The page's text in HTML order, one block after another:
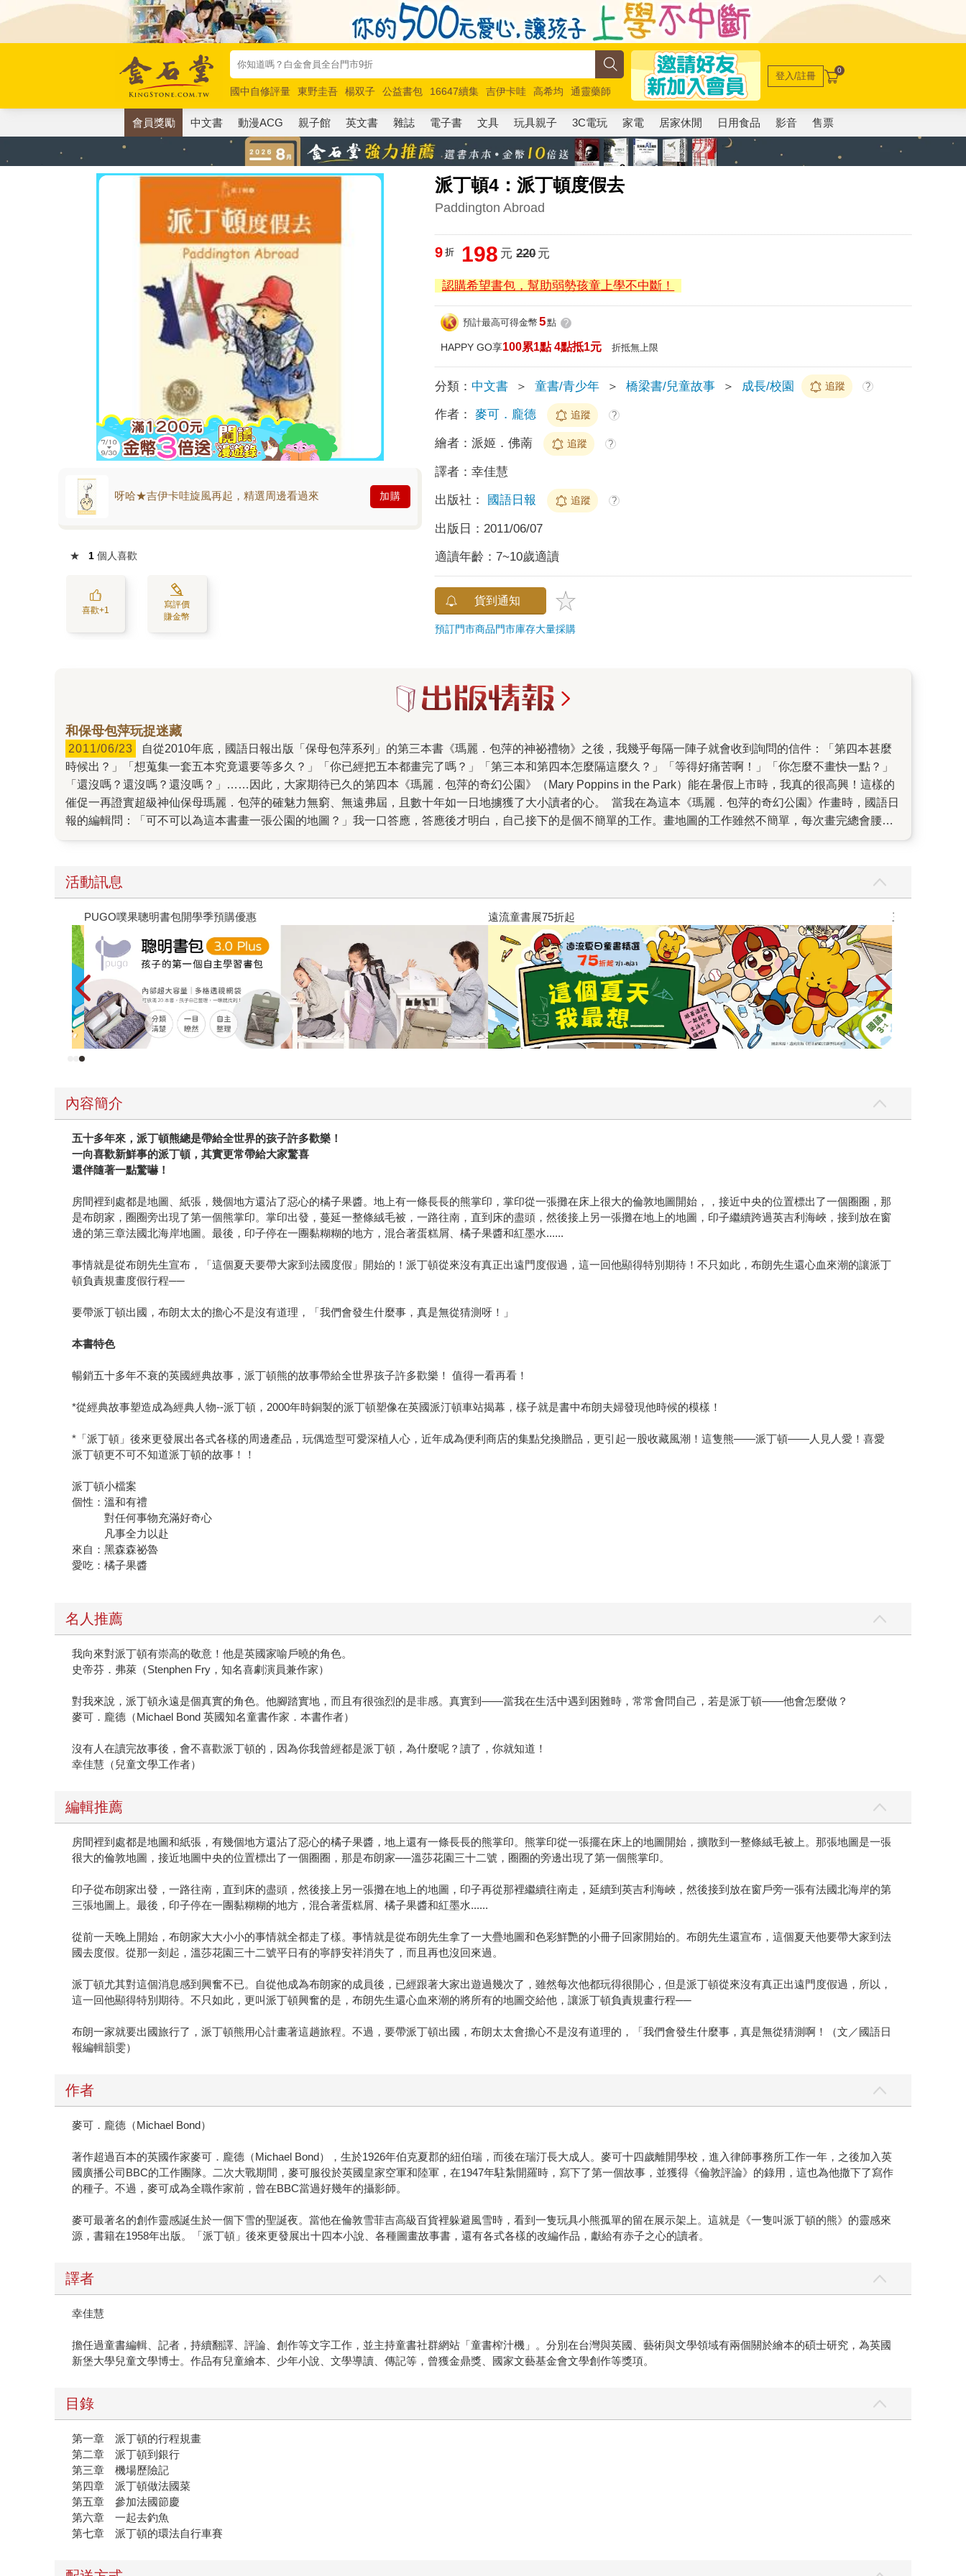
國中自修評量 東野圭吾 楊双子 公益書包 16647續集 吉伊卡哇 高希均
通靈藥師
唯紅花綻放
奧德賽 路邊攤新作 馬斯克 玩具總動員5 超慢跑
登入/註冊 0
會員獎勵 中文書 動漫ACG 親子館 英文書 雜誌 電子書 文具 玩具親子 3C電玩 家電 居家休閒 日用食品 影音 售票
派丁頓4：派丁頓度假去
Paddington Abroad
呀哈★吉伊卡哇旋風再起，精選周邊看過來 加購
★ 1 個人喜歡
喜歡+1
寫評價
賺金幣
9 折 198 元 220元
認購希望書包，幫助弱勢孩童上學不中斷！
預計最高可得金幣 5點 ?
HAPPY GO享100累1點 4點抵1元 折抵無上限
分類： 中文書 ＞ 童書/青少年 ＞ 橋梁書/兒童故事 ＞ 成長/校園 追蹤 ?
作者： 麥可．龐德 追蹤 ?
繪者：派姬．佛萳 追蹤 ?
譯者：幸佳慧
出版社： 國語日報 追蹤 ?
出版日： 2011/06/07
適讀年齡：7~10歲適讀
貨到通知
預訂門市商品門市庫存大量採購
和保母包萍玩捉迷藏
2011/06/23
時候出？」「想蒐集一套五本究竟還要等多久？」「你已經把五本都畫完了嗎？」「第三本和第四本怎麼隔這麼久？」「等得好痛苦啊！」「你怎麼不畫快一點？」
「還沒嗎？還沒嗎？還沒嗎？」……因此，大家期待已久的第四本《瑪麗．包萍的奇幻公園》（Mary Poppins in the Park）能在暑假上市時，我真的很高興！這樣的
催促一再證實超級神仙保母瑪麗．包萍的確魅力無窮、無遠弗屆，且數十年如一日地擄獲了大小讀者的心。 當我在為這本《瑪麗．包萍的奇幻公園》作畫時，國語日
報的編輯問：「可不可以為這本書畫一張公園的地圖？」我一口答應，答應後才明白，自己接下的是個不簡單的工作。畫地圖的工作雖然不簡單，每次畫完總會腰痠
的角色，以及「即將」出現於第五本書中的場景。那些躲藏在宏觀世界裡的小小細節，簡直像在與我玩躲貓貓似的，讓我中間不知休息了多少次，也不知徒勞無功地
甩過多少回依舊痠痛的肩膀與手臂，才好不容易大功告成。
活動訊息
遠流童書展75折起 三采童書滿額送防水袋
內容簡介
五十多年來，派丁頓熊總是帶給全世界的孩子許多歡樂！
一向喜歡新鮮事的派丁頓，其實更常帶給大家驚喜
還伴隨著一點驚嚇！
房間裡到處都是地圖、紙張，幾個地方還沾了惡心的橘子果醬。地上有一條長長的熊掌印，掌印從一張攤在床上很大的倫敦地圖開始，，接近中央的位置標出了一個圈圈，那
是布朗家，圈圈旁出現了第一個熊掌印。掌印出發，蔓延一整條絨毛被，一路往南，直到床的盡頭，然後接上另一張攤在地上的地圖，印子繼續跨過英吉利海峽，接到放在窗
邊的第三章法國北海岸地圖。最後，印子停在一團黏糊糊的地方，混合著蛋糕屑、橘子果醬和紅墨水......
事情就是從布朗先生宣布，「這個夏天要帶大家到法國度假」開始的！派丁頓從來沒有真正出遠門度假過，這一回他顯得特別期待！不只如此，布朗先生還心血來潮的讓派丁
頓負責規畫度假行程──
要帶派丁頓出國，布朗太太的擔心不是沒有道理，「我們會發生什麼事，真是無從猜測呀！」
本書特色
暢銷五十多年不衰的英國經典故事，派丁頓熊的故事帶給全世界孩子許多歡樂！ 值得一看再看！
*從經典故事塑造成為經典人物--派丁頓，2000年時銅製的派丁頓塑像在英國派汀頓車站揭幕，樣子就是書中布朗夫婦發現他時候的模樣！
*「派丁頓」後來更發展出各式各樣的周邊產品，玩偶造型可愛深植人心，近年成為便利商店的集點兌換贈品，更引起一股收藏風潮！這隻熊——派丁頓——人見人愛！喜愛
派丁頓更不可不知道派丁頓的故事！！
派丁頓小檔案
個性：溫和有禮
對任何事物充滿好奇心
凡事全力以赴
來自：黑森森祕魯
愛吃：橘子果醬
名人推薦
我向來對派丁頓有崇高的敬意！他是英國家喻戶曉的角色。
史帝芬．弗萊（Stenphen Fry，知名喜劇演員兼作家）
對我來說，派丁頓永遠是個真實的角色。他腳踏實地，而且有很強烈的是非感。真實到——當我在生活中遇到困難時，常常會問自己，若是派丁頓——他會怎麼做？
麥可．龐德（Michael Bond 英國知名童書作家．本書作者）
沒有人在讀完故事後，會不喜歡派丁頓的，因為你我曾經都是派丁頓，為什麼呢？讀了，你就知道！
幸佳慧（兒童文學工作者）
編輯推薦
房間裡到處都是地圖和紙張，有幾個地方還沾了惡心的橘子果醬，地上還有一條長長的熊掌印。熊掌印從一張擺在床上的地圖開始，擴散到一整條絨毛被上。那張地圖是一張
很大的倫敦地圖，接近地圖中央的位置標出了一個圈圈，那是布朗家──溫莎花園三十二號，圈圈的旁邊出現了第一個熊掌印。
印子從布朗家出發，一路往南，直到床的盡頭，然後接上另一張攤在地上的地圖，印子再從那裡繼續往南走，延續到英吉利海峽，然後接到放在窗戶旁一張有法國北海岸的第
三張地圖上。最後，印子停在一團黏糊糊的地方，混合著蛋糕屑、橘子果醬和紅墨水......
從前一天晚上開始，布朗家大大小小的事情就全都走了樣。事情就是從布朗先生拿了一大疊地圖和色彩鮮艷的小冊子回家開始的。布朗先生還宣布，這個夏天他要帶大家到法
國去度假。從那一刻起，溫莎花園三十二號平日有的寧靜安祥消失了，而且再也沒回來過。
派丁頓尤其對這個消息感到興奮不已。自從他成為布朗家的成員後，已經跟著大家出遊過幾次了，雖然每次他都玩得很開心，但是派丁頓從來沒有真正出遠門度假過，所以，
這一回他顯得特別期待。不只如此，更叫派丁頓興奮的是，布朗先生還心血來潮的將所有的地圖交給他，讓派丁頓負責規畫行程──
布朗一家就要出國旅行了，派丁頓熊用心計畫著這趟旅程。不過，要帶派丁頓出國，布朗太太會擔心不是沒有道理的，「我們會發生什麼事，真是無從猜測啊！（文／國語日
報編輯韻雯）
作者
麥可．龐德（Michael Bond）
著作超過百本的英國作家麥可．龐德（Michael Bond），生於1926年伯克夏郡的紐伯瑞，而後在瑞汀長大成人。麥可十四歲離開學校，進入律師事務所工作一年，之後加入英
國廣播公司BBC的工作團隊。二次大戰期間，麥可服役於英國皇家空軍和陸軍，在1947年駐紮開羅時，寫下了第一個故事，並獲得《倫敦評論》的錄用，這也為他撒下了寫作
的種子。不過，麥可成為全職作家前，曾在BBC當過好幾年的攝影師。
麥可最著名的創作靈感誕生於一個下雪的聖誕夜。當他在倫敦雪菲吉高級百貨裡躲避風雪時，看到一隻玩具小熊孤單的留在展示架上。這就是《一隻叫派丁頓的熊》的靈感來
源，書籍在1958年出版。「派丁頓」後來更發展出十四本小說、各種圖畫故事書，還有各式各樣的改編作品，獻給有赤子之心的讀者。
譯者
幸佳慧
擔任過童書編輯、記者，持續翻譯、評論、創作等文字工作，並主持童書社群網站「童書榨汁機」。分別在台灣與英國、藝術與文學領域有兩個關於繪本的碩士研究，為英國
新堡大學兒童文學博士。作品有兒童繪本、少年小說、文學導讀、傳記等，曾獲金鼎獎、國家文藝基金會文學創作等獎項。
目錄
第一章 派丁頓的行程規畫
第二章 派丁頓到銀行
第三章 機場歷險記
第四章 派丁頓做法國菜
第五章 參加法國節慶
第六章 一起去釣魚
第七章 派丁頓的環法自行車賽